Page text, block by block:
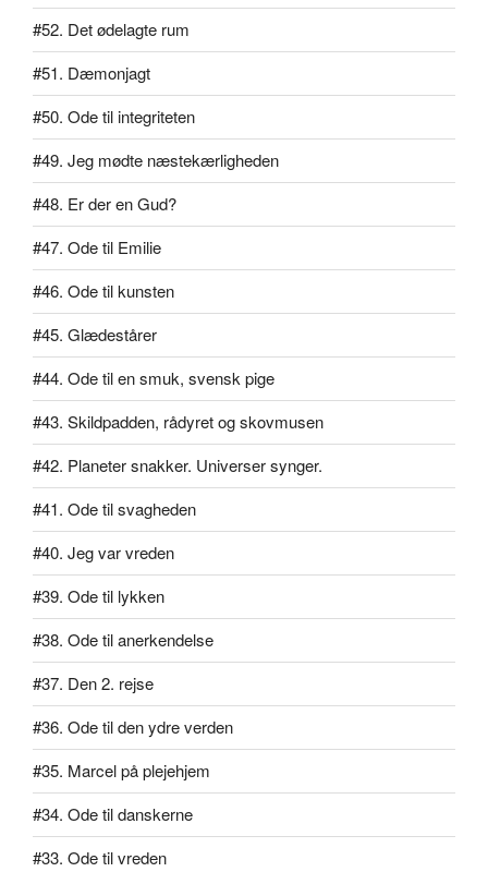
#52. Det ødelagte rum
#51. Dæmonjagt
#50. Ode til integriteten
#49. Jeg mødte næstekærligheden
#48. Er der en Gud?
#47. Ode til Emilie
#46. Ode til kunsten
#45. Glædestårer
#44. Ode til en smuk, svensk pige
#43. Skildpadden, rådyret og skovmusen
#42. Planeter snakker. Universer synger.
#41. Ode til svagheden
#40. Jeg var vreden
#39. Ode til lykken
#38. Ode til anerkendelse
#37. Den 2. rejse
#36. Ode til den ydre verden
#35. Marcel på plejehjem
#34. Ode til danskerne
#33. Ode til vreden